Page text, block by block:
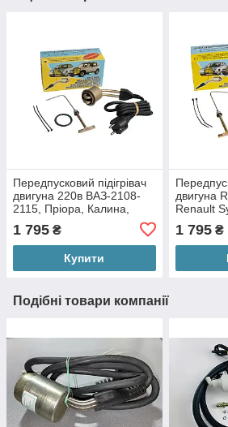
Передпусковий підігрівач
двигуна 220в ВАЗ-2108-
2115, Пріора, Калина,
ЭМ2-36-0,6/220
1 795 ₴
Купити
двигуна
Renault
1 795₴
Подібні товари компанії